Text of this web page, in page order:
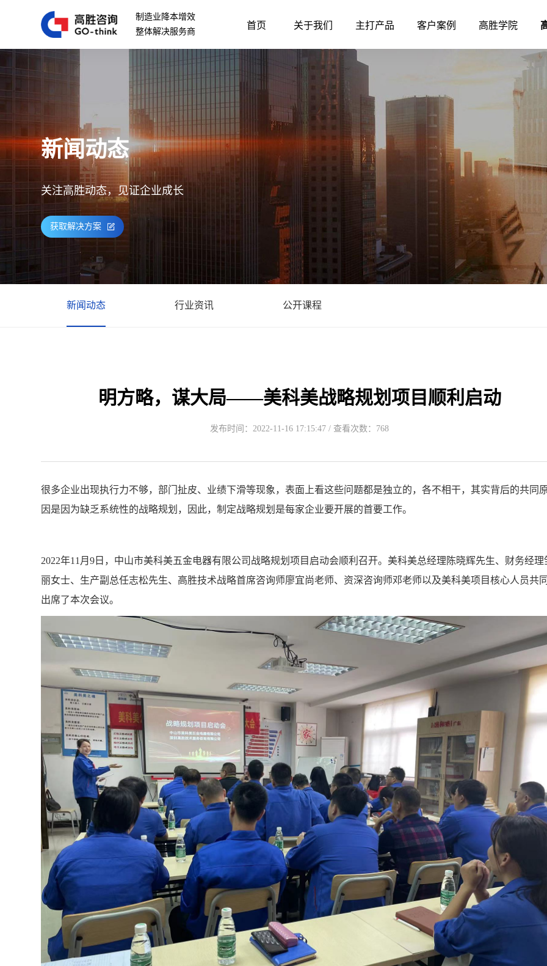
制造业降本增效
整体解决服务商
首页 关于我们 主打产品 客户案例 高胜学院
新闻动态
关注高胜动态，见证企业成长
获取解决方案
新闻动态 行业资讯 公开课程
明方略，谋大局——美科美战略规划项目顺利启动
发布时间：2022-11-16 17:15:47 / 查看次数：768
很多企业出现执行力不够，部门扯皮、业绩下滑等现象，表面上看这些问题都是独立的，各不相干，其实背后的共同
因是因为缺乏系统性的战略规划，因此，制定战略规划是每家企业要开展的首要工作。
2022年11月9日，中山市美科美五金电器有限公司战略规划项目启动会顺利召开。美科美总经理陈晓辉先生、财务经理
丽女士、生产副总任志松先生、高胜技术战略首席咨询师廖宜尚老师、资深咨询师邓老师以及美科美项目核心人员共同
出席了本次会议。